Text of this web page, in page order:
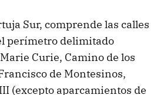
Sur, comprende las calles
perímetro delimitado
Curie, Camino de los
de Montesinos,
(excepto aparcamientos de